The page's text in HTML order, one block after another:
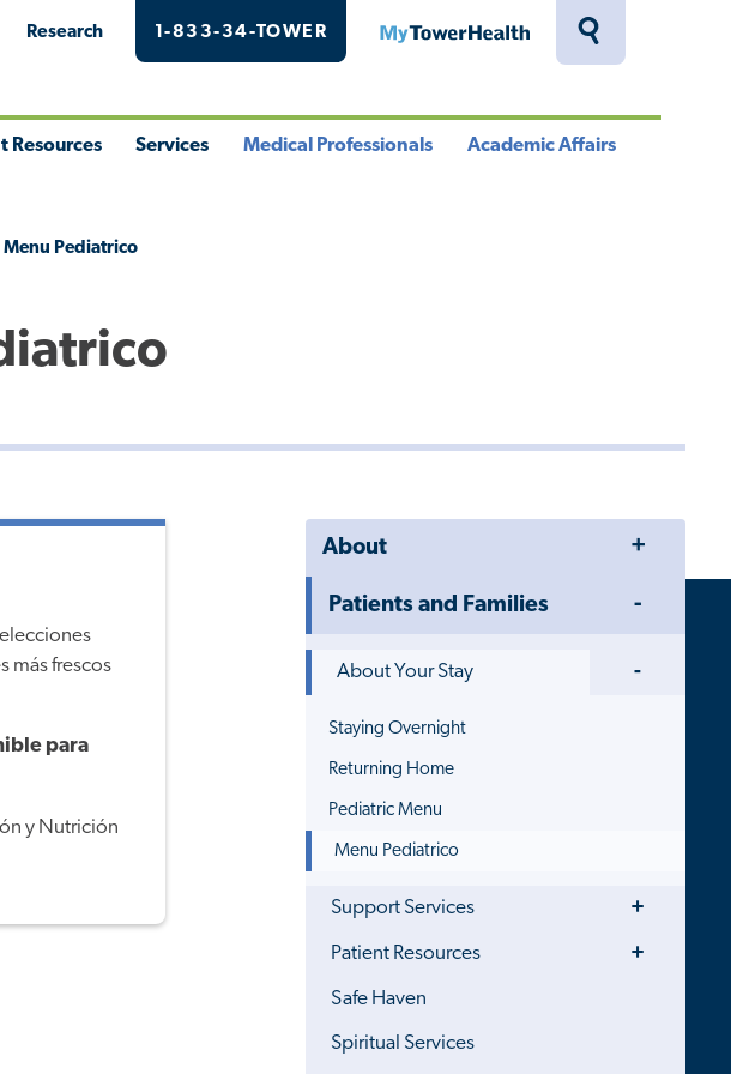
Toggle
Research 1-833-34-TOWER MyTowerHealth
Resources Services Medical Professionals Academic Affairs
Menu Pediatrico
About
Toggle
Patients and Families
About Your Stay
Staying Overnight
Returning Home
Pediatric Menu
Menu Pediatrico
Support Services
Toggle
Patient Resources
Toggle
Safe Haven
Spiritual Services
más frescos
para
y Nutrición